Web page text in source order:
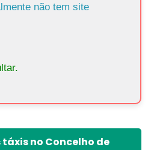
não tem site
no Concelho de